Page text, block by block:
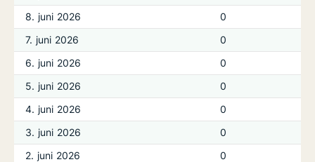
8. juni 2026
0
7. juni 2026
0
6. juni 2026
0
5. juni 2026
0
4. juni 2026
0
3. juni 2026
0
2. juni 2026
0